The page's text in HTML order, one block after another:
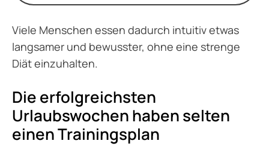
Viele Menschen essen dadurch intuitiv etwas
langsamer und bewusster, ohne eine strenge
Diät einzuhalten.
Die erfolgreichsten
Urlaubswochen haben selten
einen Trainingsplan